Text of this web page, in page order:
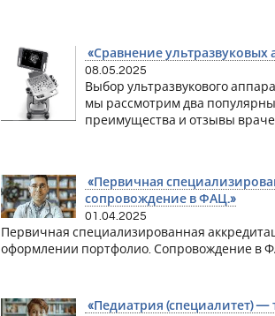
«Сравнение ультразвуковых
08.05.2025
Выбор ультразвукового
мы рассмотрим два
преимущества и отзывы
«Первичная
сопровождение в ФАЦ.»
01.04.2025
Первичная специализированная
оформлении портфолио. Сопровождение в
«Педиатрия (специалитет) —